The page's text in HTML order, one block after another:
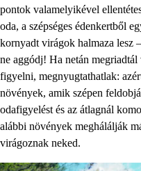
pontok valamelyikével
oda, a szépséges édenkertből
kornyadt virágok halmaza lesz
ne aggódj! Ha netán
figyelni, megnyugtathatlak:
növények, amik szépen
odafigyelést és az átlagnál
alábbi növények meghálálják
virágoznak neked.